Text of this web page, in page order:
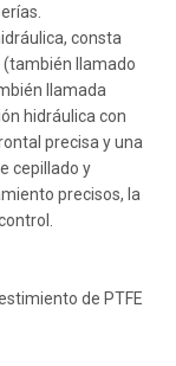
consta
llamado
llamada
hidráulica con
precisa y una
cepillado y
precisos, la
de PTFE